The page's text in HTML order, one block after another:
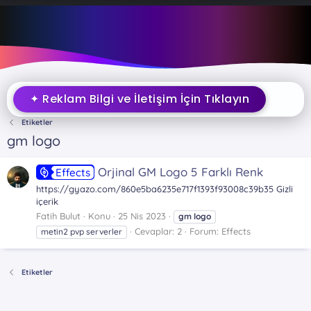
✦ Reklam Bilgi ve İletişim İçin Tıklayın
Etiketler
gm logo
Effects Orjinal GM Logo 5 Farklı Renk
https://gyazo.com/860e5ba6235e717f1393f93008c39b35 Gizli
içerik
Fatih Bulut
Konu 25 Nis 2023 gm logo
metin2 pvp serverler
Cevaplar: 2 Forum: Effects
Etiketler